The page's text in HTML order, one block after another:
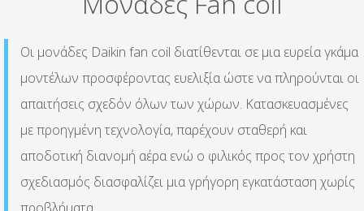
Οι μονάδες Daikin fan coil διατίθενται σε μια ευρεία γκάμα
μοντέλων προσφέροντας ευελιξία ώστε να πληρούνται οι
απαιτήσεις σχεδόν όλων των χώρων. Κατασκευασμένες
με προηγμένη τεχνολογία, παρέχουν σταθερή και
αποδοτική διανομή αέρα ενώ ο φιλικός προς τον χρήστη
σχεδιασμός διασφαλίζει μια γρήγορη εγκατάσταση χωρίς